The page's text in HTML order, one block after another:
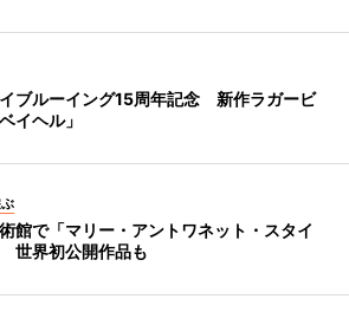
ブルーイング15周年記念 新作ラガービ
イヘル」
館で「マリー・アントワネット・スタイ
世界初公開作品も